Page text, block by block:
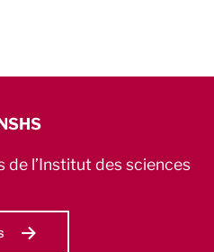
de l’Institut des sciences